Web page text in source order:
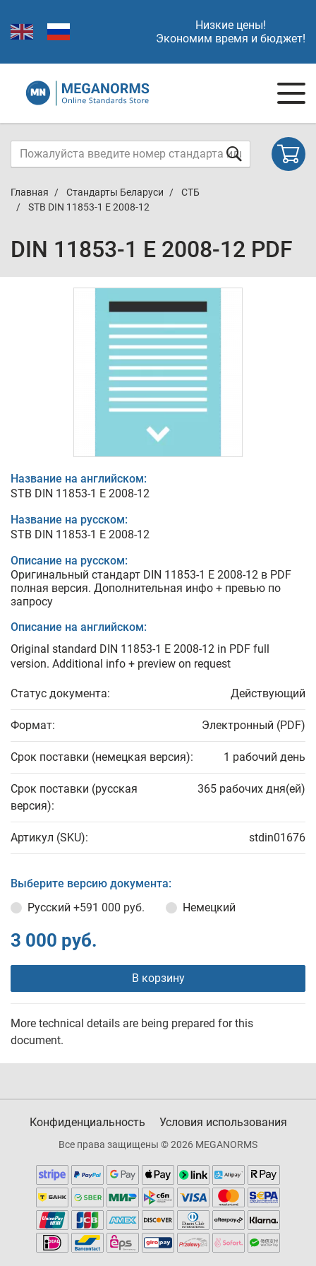
Низкие цены!
Экономим время и бюджет!
Главная Стандарты Беларуси
СТБ
STB DIN 11853-1 E 2008-12
DIN 11853-1 E 2008-12 PDF
Название на английском:
STB DIN 11853-1 E 2008-12
Название на русском:
STB DIN 11853-1 E 2008-12
Описание на русском:
Оригинальный стандарт DIN 11853-1 E 2008-12 в PDF
полная версия. Дополнительная инфо + превью по
запросу
Описание на английском:
Original standard DIN 11853-1 E 2008-12 in PDF full
version. Additional info + preview on request
Статус документа: Действующий
Формат: Электронный (PDF)
Срок поставки (немецкая версия): 1 рабочий день
Срок поставки (русская
версия):
365 рабочих дня(ей)
Артикул (SKU): stdin01676
Выберите версию документа:
Русский +591 000 руб. Немецкий
3 000 руб.
В корзину
More technical details are being prepared for this
document.
Конфиденциальность Условия использования
Все права защищены © 2026 MEGANORMS